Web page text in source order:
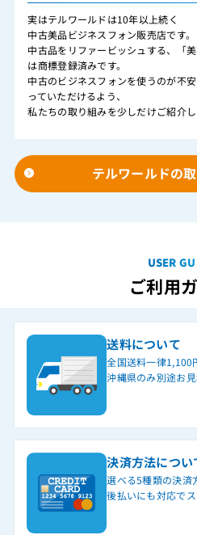
実はテルワールドは10年以上続く
中古美品ビジネスフォン販売店です。
中古品をリファービッシュする、「
は商標登録済みです。
中古のビジネスフォンを使うのが不
っていただけるよう、
私たちの取り組みを少しだけご紹介し
テルワールドの
USER
ご利用
送料について
全国送料一律1,100
沖縄県のみ別途お見
決済方法につい
選べる5種類の決済
後払いにも対応でス